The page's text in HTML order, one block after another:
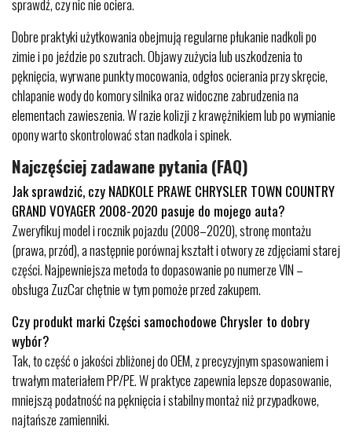
sprawdź, czy nic nie ociera.
Dobre praktyki użytkowania obejmują regularne płukanie nadkoli po
zimie i po jeździe po szutrach. Objawy zużycia lub uszkodzenia to
pęknięcia, wyrwane punkty mocowania, odgłos ocierania przy skręcie,
chlapanie wody do komory silnika oraz widoczne zabrudzenia na
elementach zawieszenia. W razie kolizji z krawężnikiem lub po wymianie
opony warto skontrolować stan nadkola i spinek.
Najczęściej zadawane pytania (FAQ)
Jak sprawdzić, czy NADKOLE PRAWE CHRYSLER TOWN COUNTRY
GRAND VOYAGER 2008-2020 pasuje do mojego auta?
Zweryfikuj model i rocznik pojazdu (2008–2020), stronę montażu
(prawa, przód), a następnie porównaj kształt i otwory ze zdjęciami starej
części. Najpewniejsza metoda to dopasowanie po numerze VIN –
obsługa ZuzCar chętnie w tym pomoże przed zakupem.
Czy produkt marki Części samochodowe Chrysler to dobry
wybór?
Tak, to część o jakości zbliżonej do OEM, z precyzyjnym spasowaniem i
trwałym materiałem PP/PE. W praktyce zapewnia lepsze dopasowanie,
mniejszą podatność na pęknięcia i stabilny montaż niż przypadkowe,
najtańsze zamienniki.